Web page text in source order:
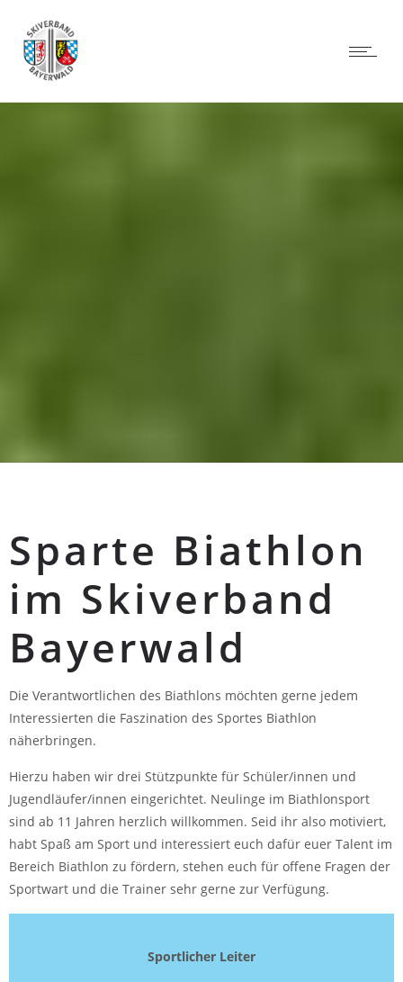
Sparte Biathlon
im Skiverband
Bayerwald
Die Verantwortlichen des Biathlons möchten gerne jedem
Interessierten die Faszination des Sportes Biathlon
näherbringen.
Hierzu haben wir drei Stützpunkte für Schüler/innen und
Jugendläufer/innen eingerichtet. Neulinge im Biathlonsport
sind ab 11 Jahren herzlich willkommen. Seid ihr also motiviert,
habt Spaß am Sport und interessiert euch dafür euer Talent im
Bereich Biathlon zu fördern, stehen euch für offene Fragen der
Sportwart und die Trainer sehr gerne zur Verfügung.
Sportlicher Leiter